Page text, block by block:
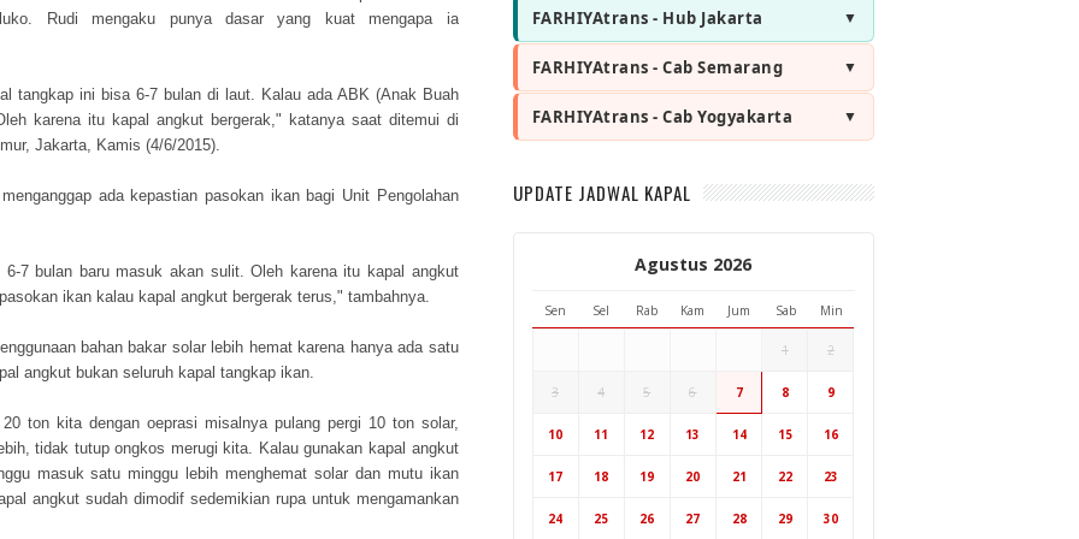
Rudi mengaku punya dasar yang kuat mengapa ia
tangkap ini bisa 6-7 bulan di laut. Kalau ada ABK (Anak Buah
karena itu kapal angkut bergerak," katanya saat ditemui di
Jakarta, Kamis (4/6/2015).
ada kepastian pasokan ikan bagi Unit Pengolahan
7 bulan baru masuk akan sulit. Oleh karena itu kapal angkut
ikan kalau kapal angkut bergerak terus," tambahnya.
bahan bakar solar lebih hemat karena hanya ada satu
angkut bukan seluruh kapal tangkap ikan.
ton kita dengan oeprasi misalnya pulang pergi 10 ton solar,
tidak tutup ongkos merugi kita. Kalau gunakan kapal angkut
masuk satu minggu lebih menghemat solar dan mutu ikan
angkut sudah dimodif sedemikian rupa untuk mengamankan
Hub Surabaya
FARHIYAtrans - Hub Jakarta
FARHIYAtrans - Cab Semarang
FARHIYAtrans - Cab Yogyakarta
Cab Yogyakarta
UPDATE JADWAL KAPAL
Agustus 2026
Sen Sel Rab Kam Jum Sab Min
1 2
3 4 5 6 7 8 9
10 11 12 13 14 15 16
17 18 19 20 21 22 23
24 25 26 27 28 29 30